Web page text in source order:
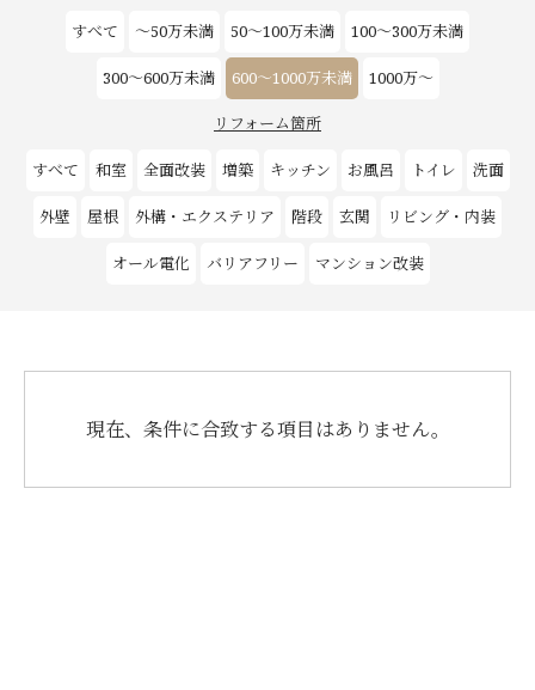
お客様の声
リフォーム
SDGs
企業情報
すべて ～50万未満 50～100万未満 100～300万未満
300～600万未満 600～1000万未満 1000万～
リフォーム箇所
すべて 和室 全面改装 増築 キッチン お風呂 トイレ 洗面
外壁 屋根 外構・エクステリア 階段 玄関 リビング・内装
オール電化 バリアフリー マンション改装
現在、条件に合致する項目はありません。